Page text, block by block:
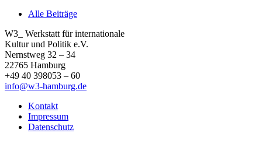
Alle Beiträge
W3_ Werkstatt für internationale
Kultur und Politik e.V.
Nernstweg 32 – 34
22765 Hamburg
+49 40 398053 – 60
info@w3-hamburg.de
Kontakt
Impressum
Datenschutz